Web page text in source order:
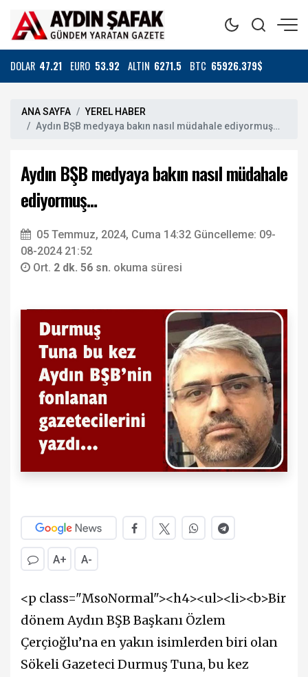
DOLAR 47.21 EURO 53.92 ALTIN 6271.5 BTC 65926.379$
ANA SAYFA
YEREL HABER
Aydın BŞB medyaya bakın nasıl müdahale ediyormuş…
Aydın BŞB medyaya bakın nasıl müdahale
ediyormuş…
05 Temmuz, 2024, Cuma 14:32 Güncelleme: 09-
08-2024 21:52
Ort. 2 dk. 56 sn. okuma süresi
A+ A-
<p class="MsoNormal"><h4><ul><li><b>Bir
dönem Aydın BŞB Başkanı Özlem
Çerçioğlu’na en yakın isimlerden biri olan
Sökeli Gazeteci Durmuş Tuna, bu kez